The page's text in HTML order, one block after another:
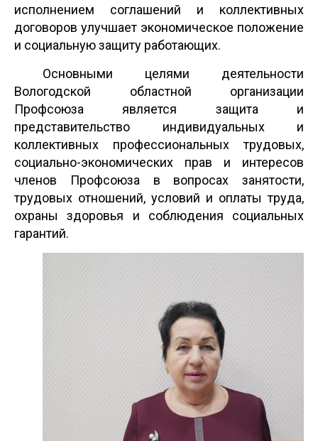
исполнением соглашений и коллективных
договоров улучшает экономическое положение
и социальную защиту работающих.
Основными целями деятельности
Вологодской областной организации
Профсоюза является защита и
представительство индивидуальных и
коллективных профессиональных трудовых,
социально-экономических прав и интересов
членов Профсоюза в вопросах занятости,
трудовых отношений, условий и оплаты труда,
охраны здоровья и соблюдения социальных
гарантий.